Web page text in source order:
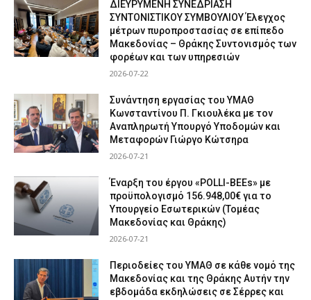
ΔΙΕΥΡΥΜΕΝΗ ΣΥΝΕΔΡΙΑΣΗ
ΣΥΝΤΟΝΙΣΤΙΚΟΥ ΣΥΜΒΟΥΛΙΟΥ Έλεγχος
μέτρων πυροπροστασίας σε επίπεδο
Μακεδονίας – Θράκης Συντονισμός των
φορέων και των υπηρεσιών
2026-07-22
Συνάντηση εργασίας του ΥΜΑΘ
Κωνσταντίνου Π. Γκιουλέκα με τον
Αναπληρωτή Υπουργό Υποδομών και
Μεταφορών Γιώργο Κώτσηρα
2026-07-21
Έναρξη του έργου «POLLI-BEEs» με
προϋπολογισμό 156.948,00€ για το
Υπουργείο Εσωτερικών (Τομέας
Μακεδονίας και Θράκης)
2026-07-21
Περιοδείες του ΥΜΑΘ σε κάθε νομό της
Μακεδονίας και της Θράκης Αυτήν την
εβδομάδα εκδηλώσεις σε Σέρρες και